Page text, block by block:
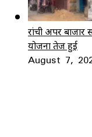
रांची अपर बाजार
योजना तेज हुई
August 7,